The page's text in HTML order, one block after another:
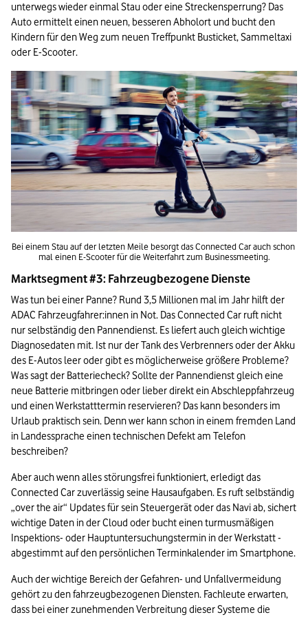
unterwegs wieder einmal Stau oder eine Streckensperrung? Das
Auto ermittelt einen neuen, besseren Abholort und bucht den
Kindern für den Weg zum neuen Treffpunkt Busticket, Sammeltaxi
oder E-Scooter.
Bei einem Stau auf der letzten Meile besorgt das Connected Car auch schon
mal einen E-Scooter für die Weiterfahrt zum Businessmeeting.
Marktsegment #3: Fahrzeugbezogene Dienste
Was tun bei einer Panne? Rund 3,5 Millionen mal im Jahr hilft der
ADAC Fahrzeugfahrer:innen in Not. Das Connected Car ruft nicht
nur selbständig den Pannendienst. Es liefert auch gleich wichtige
Diagnosedaten mit. Ist nur der Tank des Verbrenners oder der Akku
des E-Autos leer oder gibt es möglicherweise größere Probleme?
Was sagt der Batteriecheck? Sollte der Pannendienst gleich eine
neue Batterie mitbringen oder lieber direkt ein Abschleppfahrzeug
und einen Werkstatttermin reservieren? Das kann besonders im
Urlaub praktisch sein. Denn wer kann schon in einem fremden Land
in Landessprache einen technischen Defekt am Telefon
beschreiben?
Aber auch wenn alles störungsfrei funktioniert, erledigt das
Connected Car zuverlässig seine Hausaufgaben. Es ruft selbständig
„over the air“ Updates für sein Steuergerät oder das Navi ab, sichert
wichtige Daten in der Cloud oder bucht einen turmusmäßigen
Inspektions- oder Hauptuntersuchungstermin in der Werkstatt -
abgestimmt auf den persönlichen Terminkalender im Smartphone.
Auch der wichtige Bereich der Gefahren- und Unfallvermeidung
gehört zu den fahrzeugbezogenen Diensten. Fachleute erwarten,
dass bei einer zunehmenden Verbreitung dieser Systeme die